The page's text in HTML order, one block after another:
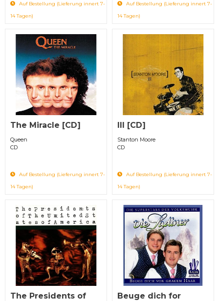
Auf Bestellung (Lieferung innert 7-
14 Tagen)
Auf Bestellung (Lieferung innert 7-
14 Tagen)
The Miracle [CD]
Queen
CD
Auf Bestellung (Lieferung innert 7-
14 Tagen)
III [CD]
Stanton Moore
CD
Auf Bestellung (Lieferung innert 7-
14 Tagen)
The Presidents of
Beuge dich for